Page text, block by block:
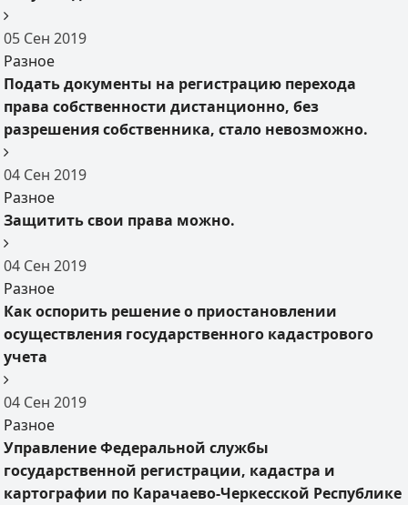
05 Сен 2019
Разное
Подать документы на регистрацию перехода
права собственности дистанционно, без
разрешения собственника, стало невозможно.
04 Сен 2019
Разное
Защитить свои права можно.
04 Сен 2019
Разное
Как оспорить решение о приостановлении
осуществления государственного кадастрового
учета
04 Сен 2019
Разное
Управление Федеральной службы
государственной регистрации, кадастра и
картографии по Карачаево-Черкесской Республике